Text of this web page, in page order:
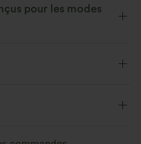
pour les modes
et la douceur vous
Tissu léger